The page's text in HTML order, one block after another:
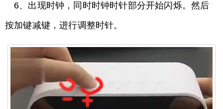
6、出现时钟，同时时钟时针部分开始闪烁。然后
按加键减键，进行调整时针。